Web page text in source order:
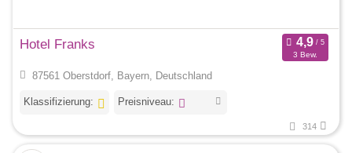
Hotel Franks
3 Bew.
87561 Oberstdorf, Bayern, Deutschland
Klassifizierung: Preisniveau:
314